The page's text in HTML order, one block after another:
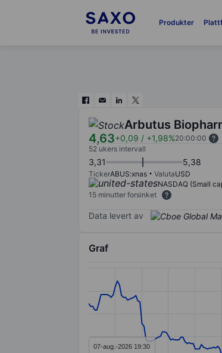
Produkter
Arbutus
4,63+0,09 / +1,98%20:00:00
52 ukers intervall
3,31 5,38
TickerABUS:xnas ValutaUSD
NASDAQ (Small
15 minutter forsinket
Data levert av
Graf
Line chart with 298 data
The chart has 1 X axis
The chart has 1 Y axis
07-aug.-2026 19:30